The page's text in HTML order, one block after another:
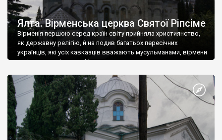
Ялта. Вірменська церква Святої Ріпсіме
Вірменія першою серед країн світу прийняла християнство,
як державну релігію, й на подив багатьох пересічних
українців, які усіх кавказців вважають мусульманами, вірмени
є відданими вірянами Христа